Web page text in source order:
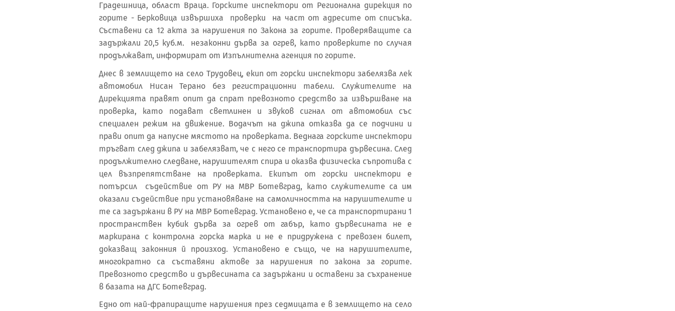
Градешница, област Враца. Горските инспектори от Регионална дирекция по
горите - Берковица извършиха проверки на част от адресите от списъка.
Съставени са 12 акта за нарушения по Закона за горите. Проверяващите са
задържали 20,5 куб.м. незаконни дърва за огрев, като проверките по случая
продължават, информират от Изпълнителна агенция по горите.
Днес в землището на село Трудовец, екип от горски инспектори забелязва лек
автомобил Нисан Терано без регистрационни табели. Служителите на
Дирекцията правят опит да спрат превозното средство за извършване на
проверка, като подават светлинен и звуков сигнал от автомобил със
специален режим на движение. Водачът на джипа отказва да се подчини и
прави опит да напусне мястото на проверката. Веднага горските инспектори
тръгват след джипа и забелязват, че с него се транспортира дървесина. След
продължително следване, нарушителят спира и оказва физическа съпротива с
цел възпрепятстване на проверката. Екипът от горски инспектори е
потърсил съдействие от РУ на МВР Ботевград, като служителите са им
оказали съдействие при установяване на самоличността на нарушителите и
те са задържани в РУ на МВР Ботевград. Установено е, че са транспортирани 1
пространствен кубик дърва за огрев от габър, като дървесината не е
маркирана с контролна горска марка и не е придружена с превозен билет,
доказващ законния й произход. Установено е също, че на нарушителите,
многократно са съставяни актове за нарушения по закона за горите.
Превозното средство и дървесината са задържани и оставени за съхранение
в базата на ДГС Ботевград.
Едно от най-фрапиращите нарушения през седмицата е в землището на село